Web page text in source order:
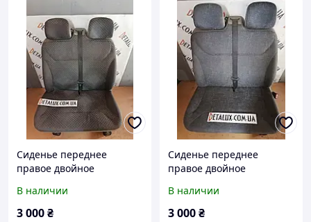
Сиденье переднее
правое двойное
Vivaro, Renault Trafic,
Nissan Primastar, Рено
В наличии
3 000₴
Сиденье переднее
правое двойное
Vivaro, Renault Trafic,
Nissan Primastar, Рено
В наличии
3 000₴